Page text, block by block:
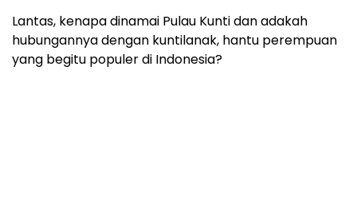
Lantas, kenapa dinamai Pulau Kunti dan adakah
hubungannya dengan kuntilanak, hantu perempuan
yang begitu populer di Indonesia?